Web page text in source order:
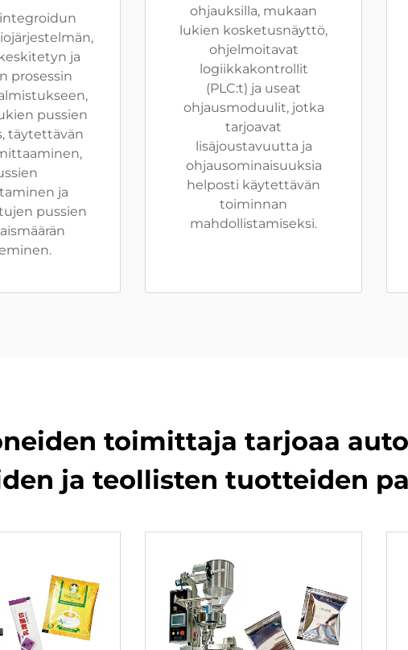
integroidun
ja
prosessin
pussien
täytettävän
ja
pussien
ohjauksilla, mukaan
lukien kosketusnäyttö,
ohjelmoitavat
logiikkakontrollit
(PLC:t) ja useat
ohjausmoduulit, jotka
tarjoavat
lisäjoustavuutta ja
ohjausominaisuuksia
helposti käytettävän
toiminnan
mahdollistamiseksi.
toimittaja tarjoaa
ja teollisten tuotteiden